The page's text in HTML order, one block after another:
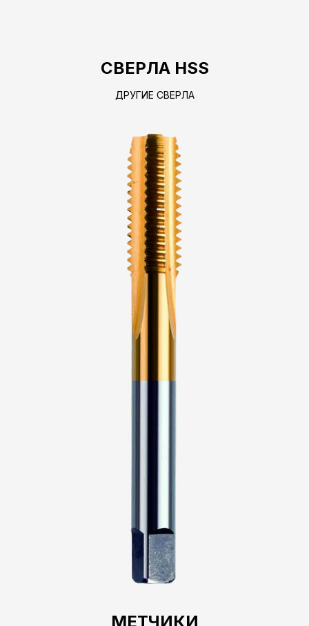
СВЕРЛА HSS
ДРУГИЕ СВЕРЛА
МЕТЧИКИ